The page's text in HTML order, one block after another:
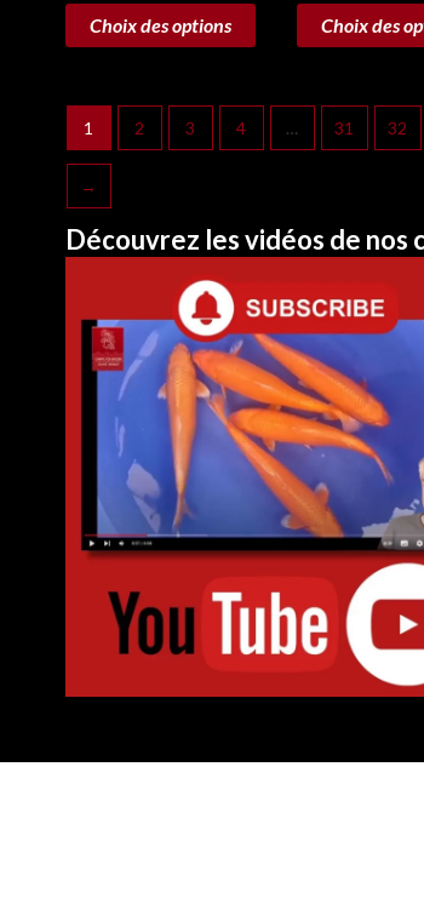
Choix des options
du
produit
Choix des
1 2 3 4 … 31 32
→
Découvrez les vidéos de nos